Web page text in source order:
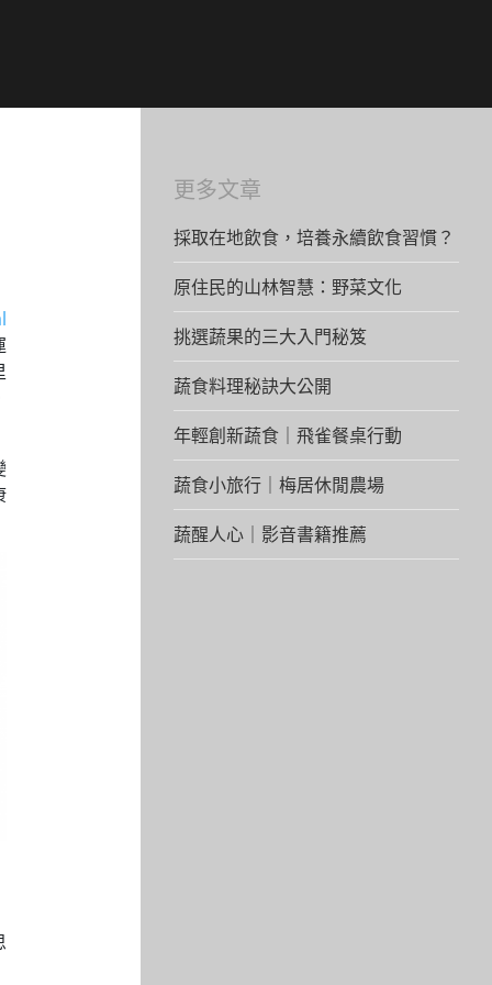
更多文章
採取在地飲食，培養永續飲食習慣？
原住民的山林智慧：野菜文化
挑選蔬果的三大入門秘笈
蔬食料理秘訣大公開
年輕創新蔬食｜飛雀餐桌行動
蔬食小旅行｜梅居休閒農場
蔬醒人心｜影音書籍推薦